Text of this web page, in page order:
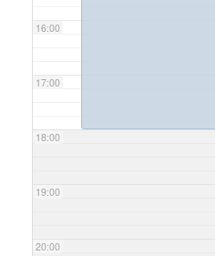
16:00
17:00
18:00
19:00
20:00